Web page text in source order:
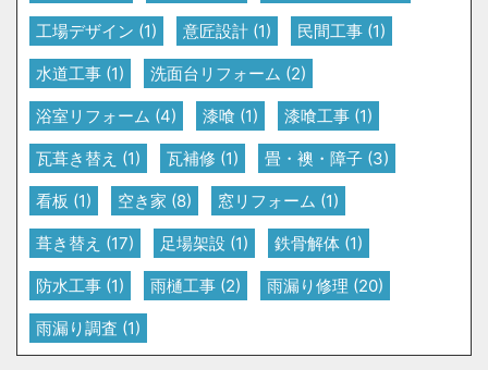
工場デザイン (1) 意匠設計 (1) 民間工事 (1)
水道工事 (1) 洗面台リフォーム (2)
浴室リフォーム (4) 漆喰 (1) 漆喰工事 (1)
瓦葺き替え (1) 瓦補修 (1) 畳・襖・障子 (3)
看板 (1) 空き家 (8) 窓リフォーム (1)
葺き替え (17) 足場架設 (1) 鉄骨解体 (1)
防水工事 (1) 雨樋工事 (2) 雨漏り修理 (20)
雨漏り調査 (1)